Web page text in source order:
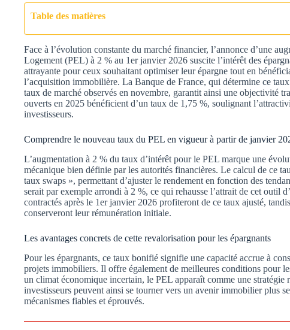
Table des matières
Face à l’évolution constante du marché financier, l’annonce d’une
Logement (PEL) à 2 % au 1er janvier 2026 suscite l’intérêt des
attrayante pour ceux souhaitant optimiser leur épargne tout en
l’acquisition immobilière. La Banque de France, qui détermine ce
taux de marché observés en novembre, garantit ainsi une objectivité
ouverts en 2025 bénéficient d’un taux de 1,75 %, soulignant
investisseurs.
Comprendre le nouveau taux du PEL en vigueur à partir de janvier
L’augmentation à 2 % du taux d’intérêt pour le PEL marque une
mécanique bien définie par les autorités financières. Le calcul de ce
taux swaps », permettant d’ajuster le rendement en fonction des
serait par exemple arrondi à 2 %, ce qui rehausse l’attrait de cet outil
contractés après le 1er janvier 2026 profiteront de ce taux ajusté,
conserveront leur rémunération initiale.
Les avantages concrets de cette revalorisation pour les épargnants
Pour les épargnants, ce taux bonifié signifie une capacité accrue à
projets immobiliers. Il offre également de meilleures conditions pour
un climat économique incertain, le PEL apparaît comme une stratégie
investisseurs peuvent ainsi se tourner vers un avenir immobilier plus
mécanismes fiables et éprouvés.